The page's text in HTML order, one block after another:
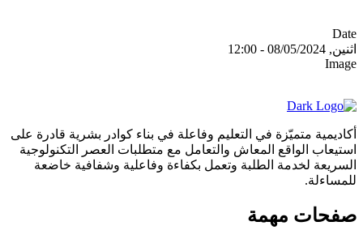
متميّزة في التعليم وفاعلة في بناء كوادر بشرية قادرة على
المعاش والتعامل مع متطلبات العصر التكنولوجية
الطلبة وتعمل بكفاءة وفاعلية وشفافية خاضعة
مهمة